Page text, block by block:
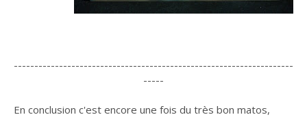
--------------------------------------------------------------------
-----
En conclusion c'est encore une fois du très bon matos,